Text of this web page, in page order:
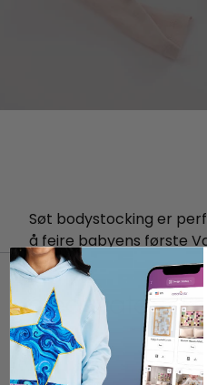
Søt bodystocking er
å feire babyens første
OM